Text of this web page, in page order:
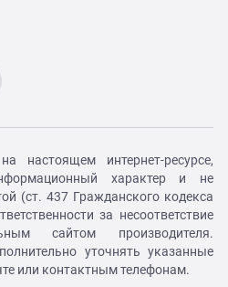
настоящем интернет-ресурсе,
характер и не
(ст. 437 Гражданского кодекса
за несоответствие
сайтом производителя.
уточнять указанные
или контактным телефонам.